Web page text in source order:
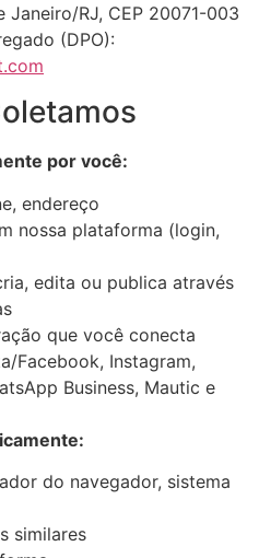
RJ, CEP 20071-003
(DPO):
por você:
endereço
nossa plataforma (login,
edita ou publica através
que você conecta
Facebook, Instagram,
Business, Mautic e
do navegador, sistema
similares